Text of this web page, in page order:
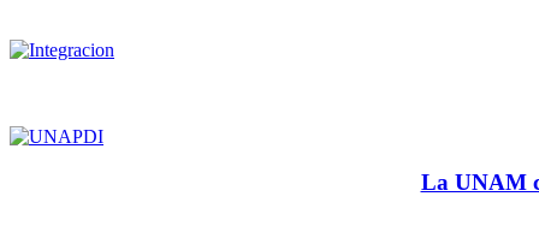
La UNAM